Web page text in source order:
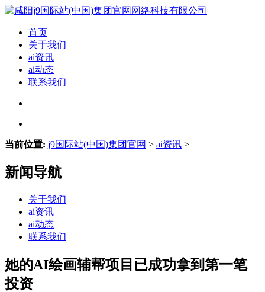
首页
关于我们
ai资讯
ai动态
联系我们
当前位置: j9国际站(中国)集团官网 > ai资讯 >
新闻导航
关于我们
ai资讯
ai动态
联系我们
她的AI绘画辅帮项目已成功拿到第一笔
投资